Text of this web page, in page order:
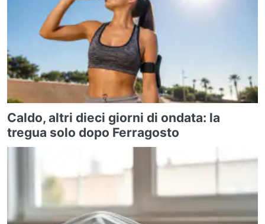
Caldo, altri dieci giorni di ondata: la
tregua solo dopo Ferragosto